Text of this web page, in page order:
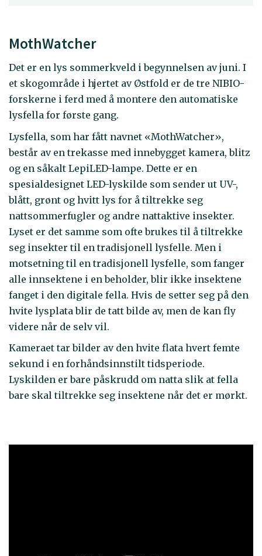
MothWatcher
Det er en lys sommerkveld i begynnelsen av juni. I
et skogområde i hjertet av Østfold er de tre NIBIO-
forskerne i ferd med å montere den automatiske
lysfella for første gang.
Lysfella, som har fått navnet «MothWatcher»,
består av en trekasse med innebygget kamera, blitz
og en såkalt LepiLED-lampe. Dette er en
spesialdesignet LED-lyskilde som sender ut UV-,
blått, grønt og hvitt lys for å tiltrekke seg
nattsommerfugler og andre nattaktive insekter.
Lyset er det samme som ofte brukes til å tiltrekke
seg insekter til en tradisjonell lysfelle. Men i
motsetning til en tradisjonell lysfelle, som fanger
alle innsektene i en beholder, blir ikke insektene
fanget i den digitale fella. Hvis de setter seg på den
hvite lysplata blir de tatt bilde av, men de kan fly
videre når de selv vil.
Kameraet tar bilder av den hvite flata hvert femte
sekund i en forhåndsinnstilt tidsperiode.
Lyskilden er bare påskrudd om natta slik at fella
bare skal tiltrekke seg insektene når det er mørkt.